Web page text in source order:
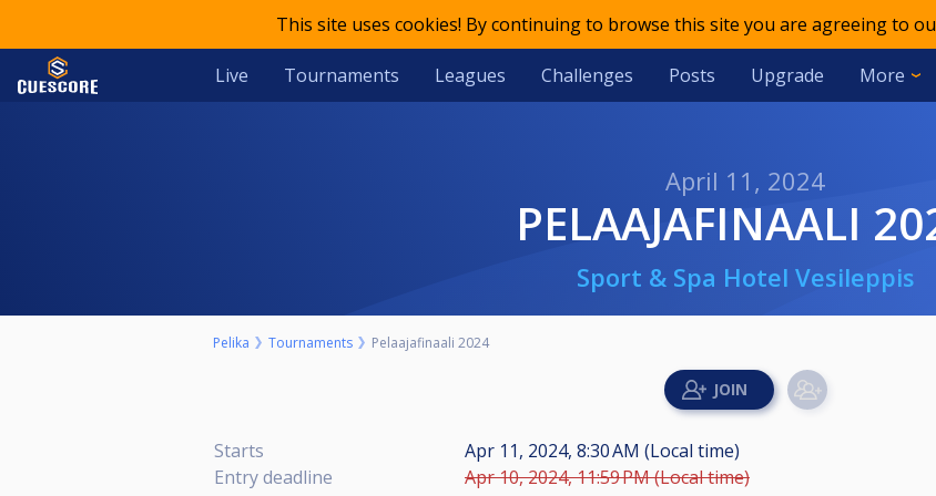
This site uses cookies! By continuing to browse this site you are agreeing to
Live Tournaments Leagues Challenges Posts Upgrade More
April 11, 2024
PELAAJAFINAALI
Sport & Spa Hotel Vesileppis
Pelika Tournaments Pelaajafinaali 2024
Starts
Apr 11, 2024, 8:30 AM (Local time)
Entry deadline
Apr 10, 2024, 11:59 PM (Local time)